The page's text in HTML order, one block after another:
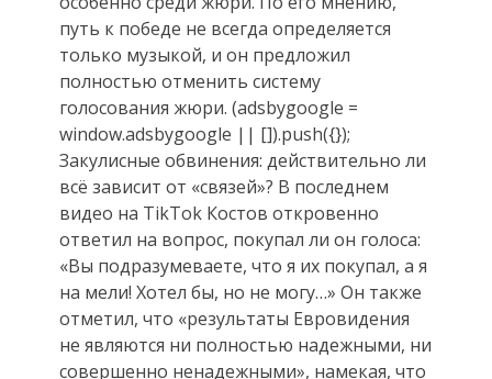
путь к победе не всегда определяется
только музыкой, и он предложил
полностью отменить систему
голосования жюри. (adsbygoogle =
window.adsbygoogle || []).push({});
Закулисные обвинения: действительно ли
всё зависит от «связей»? В последнем
видео на TikTok Костов откровенно
ответил на вопрос, покупал ли он голоса:
«Вы подразумеваете, что я их покупал, а я
на мели! Хотел бы, но не могу…» Он также
отметил, что «результаты Евровидения
не являются ни полностью надежными, ни
совершенно ненадежными», намекая, что